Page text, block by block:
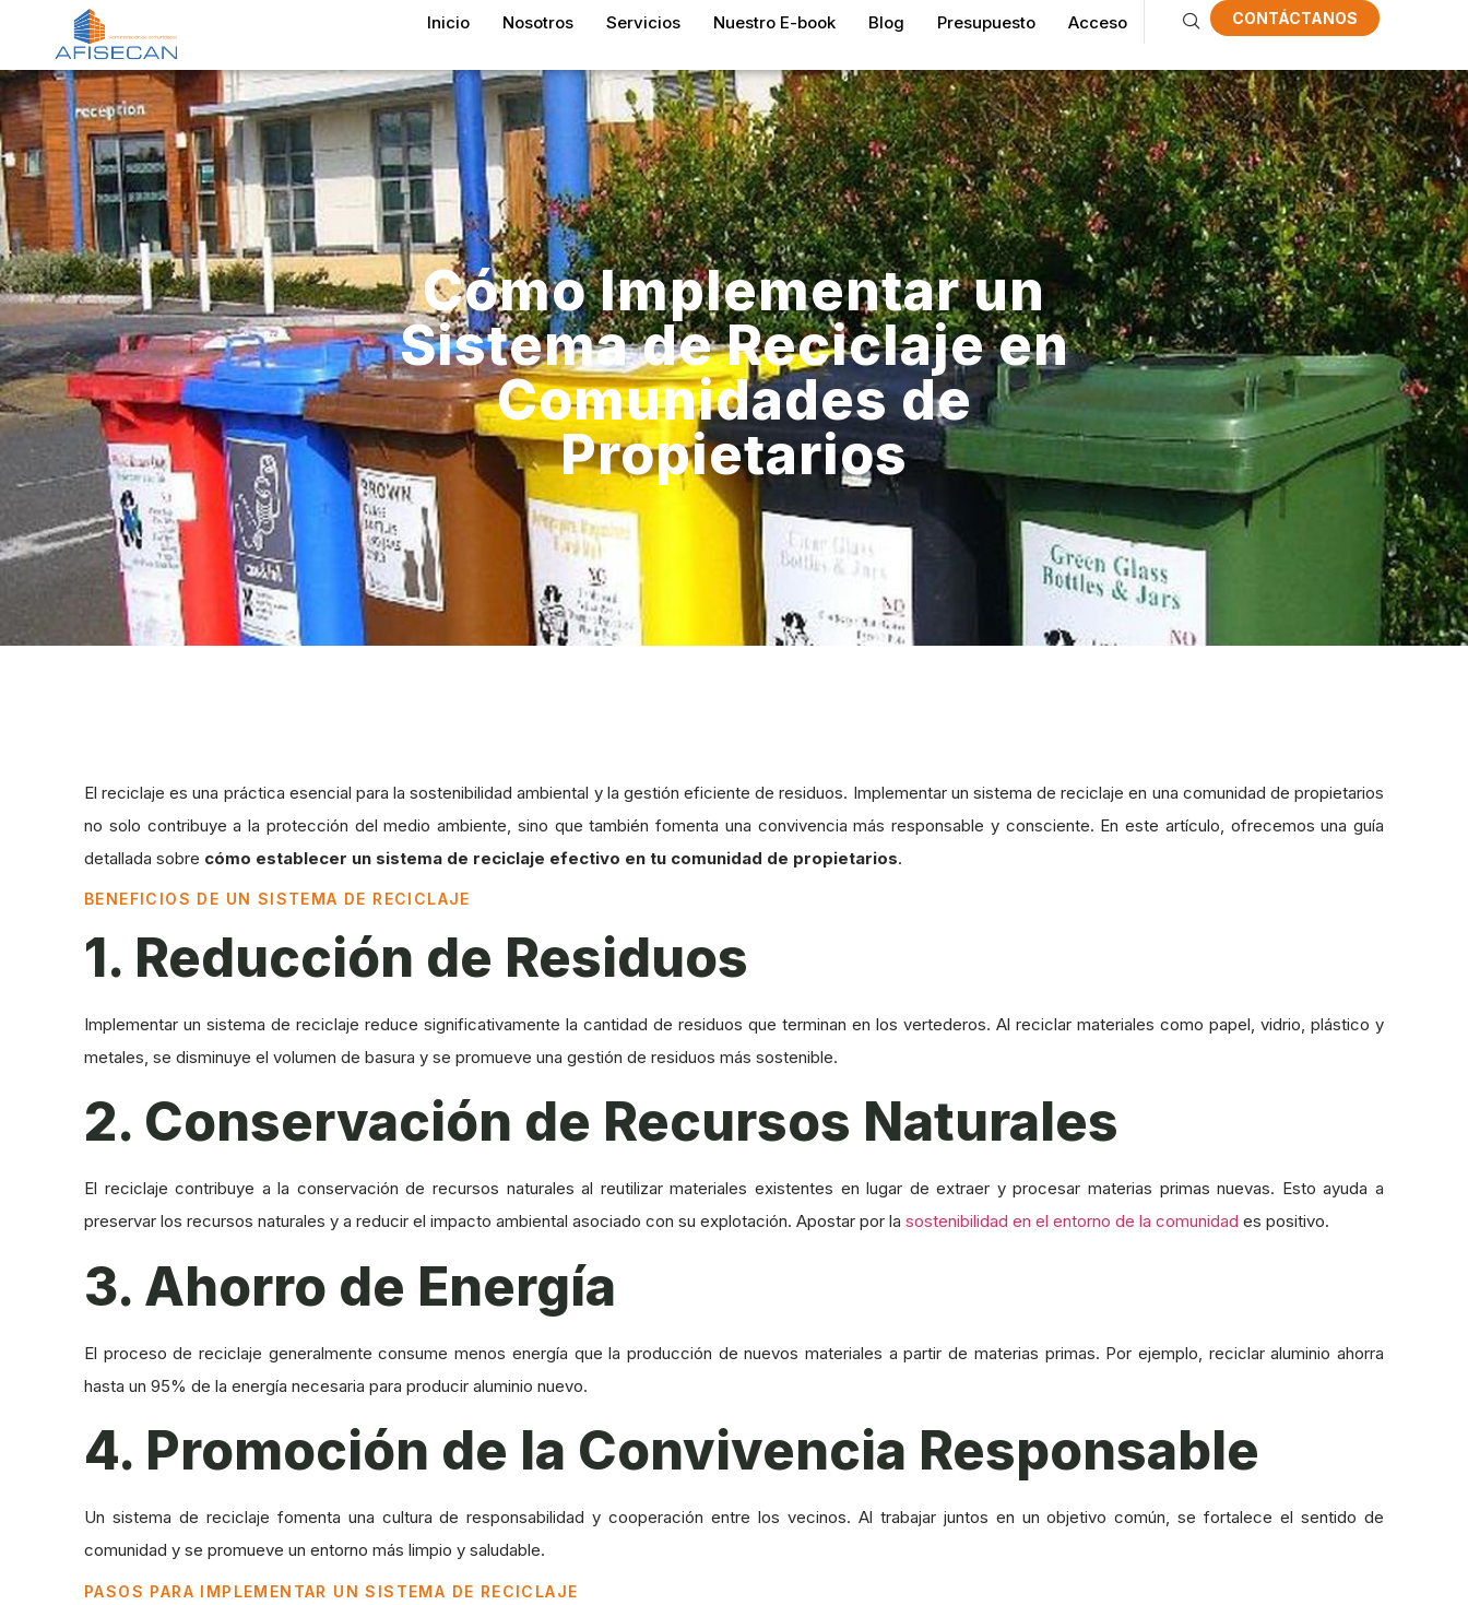
Inicio Nosotros Servicios Nuestro E-book Blog Presupuesto Acceso CONTÁCTANOS
Cómo Implementar un
Sistema de Reciclaje en
Comunidades de
Propietarios
El reciclaje es una práctica esencial para la sostenibilidad ambiental y la gestión eficiente de residuos. Implementar un sistema de reciclaje en una comunidad de propietarios
no solo contribuye a la protección del medio ambiente, sino que también fomenta una convivencia más responsable y consciente. En este artículo, ofrecemos una guía
detallada sobre cómo establecer un sistema de reciclaje efectivo en tu comunidad de propietarios.
BENEFICIOS DE UN SISTEMA DE RECICLAJE
1. Reducción de Residuos
Implementar un sistema de reciclaje reduce significativamente la cantidad de residuos que terminan en los vertederos. Al reciclar materiales como papel, vidrio, plástico y
metales, se disminuye el volumen de basura y se promueve una gestión de residuos más sostenible.
2. Conservación de Recursos Naturales
El reciclaje contribuye a la conservación de recursos naturales al reutilizar materiales existentes en lugar de extraer y procesar materias primas nuevas. Esto ayuda a
preservar los recursos naturales y a reducir el impacto ambiental asociado con su explotación. Apostar por la sostenibilidad en el entorno de la comunidad es positivo.
3. Ahorro de Energía
El proceso de reciclaje generalmente consume menos energía que la producción de nuevos materiales a partir de materias primas. Por ejemplo, reciclar aluminio ahorra
hasta un 95% de la energía necesaria para producir aluminio nuevo.
4. Promoción de la Convivencia Responsable
Un sistema de reciclaje fomenta una cultura de responsabilidad y cooperación entre los vecinos. Al trabajar juntos en un objetivo común, se fortalece el sentido de
comunidad y se promueve un entorno más limpio y saludable.
PASOS PARA IMPLEMENTAR UN SISTEMA DE RECICLAJE